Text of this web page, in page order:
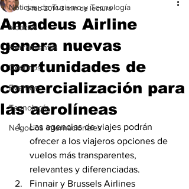
Noticias de Turismo y Tecnología
Noticias
Herramientas
Destinos
Eventos
Tecnología
Negocios Internacionales
Amadeus Airline
genera nuevas
oportunidades de
comercialización para
las aerolíneas
5 feb 2014 3 min de lectura
Las agencias de viajes podrán
ofrecer a los viajeros opciones de
vuelos más transparentes,
relevantes y diferenciadas.
Finnair y Brussels Airlines